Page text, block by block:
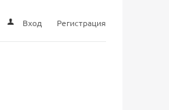
Вход Регистрация